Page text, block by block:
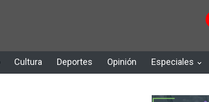
Cultura Deportes Opinión Especiales